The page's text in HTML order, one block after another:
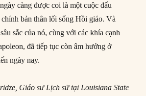
càng được coi là một cuộc đấu
bản thân lối sống Hồi giáo. Và
sắc của nó, cùng với các khía cạnh
đã tiếp tục còn âm hưởng ở
ngày nay.
Giáo sư Lịch sử tại Louisiana State